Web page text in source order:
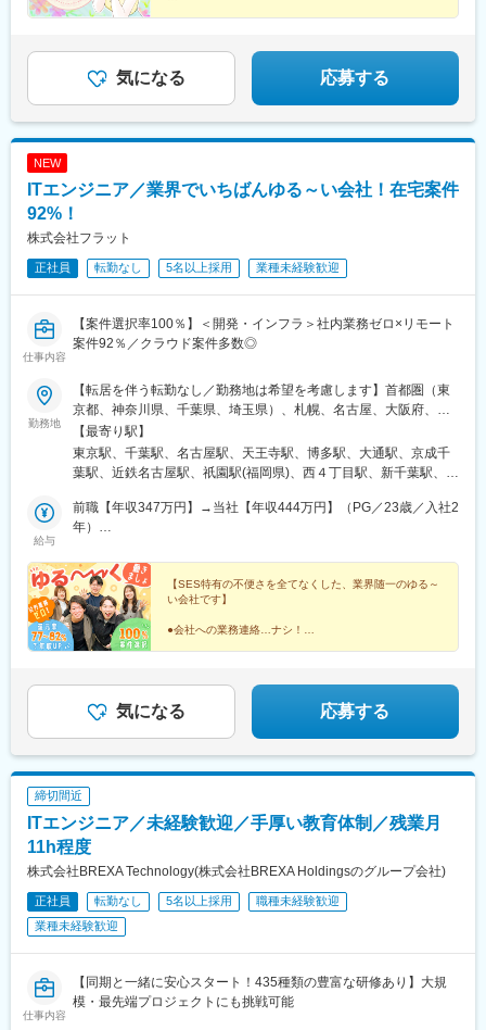
由で別の地域へ移っても、同じ会社・同じチームで働き続けられ
◆20代～40代活躍！ブランク歓迎♪
気になる 応募する
NEW
ITエンジニア／業界でいちばんゆる～い会社！在宅案件
92%！
株式会社フラット
正社員 転勤なし 5名以上採用 業種未経験歓迎
仕事内容
【案件選択率100％】＜開発・インフラ＞社内業務ゼロ×リモート
案件92％／クラウド案件多数◎
勤務地
【転居を伴う転勤なし／勤務地は希望を考慮します】首都圏（東
京都、神奈川県、千葉県、埼玉県）、札幌、名古屋、大阪府、福
岡県└本社オフィス、千葉オフィス、札幌オフィス、または首都
圏および札幌、名古屋、大阪、福岡のクライアント先での勤務で
す。※オフィス内は禁煙です！☆ポイント￣￣￣￣￣￣現在はプロ
よっては、リモートと常駐の併用や、フルリモートワークの対応
も可能です！※受動喫煙対策：屋内全面禁煙
【最寄り駅】
東京駅、千葉駅、名古屋駅、天王寺駅、博多駅、大通駅、京成千
葉駅、近鉄名古屋駅、祇園駅(福岡県)、西４丁目駅、新千葉駅、名
給与
前職【年収347万円】→当社【年収444万円】（PG／23歳／入社2
年）
年）
【SES特有の不便さを全てなくした、業界随一のゆる～
い会社です】
●会社への業務連絡…ナシ！
●リモートワーク…アリ！ ★92％が在宅ワーク可★
気になる 応募する
締切間近
ITエンジニア／未経験歓迎／手厚い教育体制／残業月
11h程度
株式会社BREXA Technology(株式会社BREXA Holdingsのグループ会社)
正社員 転勤なし 5名以上採用
職種未経験歓迎
業種未経験歓迎
仕事内容
【同期と一緒に安心スタート！435種類の豊富な研修あり】大規
模・最先端プロジェクトにも挑戦可能